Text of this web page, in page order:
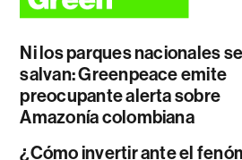
Ni los parques nacionales se
salvan: Greenpeace emite
preocupante alerta sobre
Amazonía colombiana
¿Cómo invertir ante el